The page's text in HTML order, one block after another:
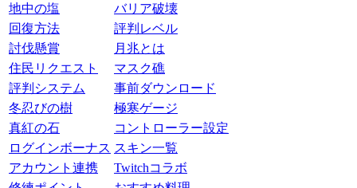
地中の塩
バリア破壊
回復方法
評判レベル
討伐懸賞
月兆とは
住民リクエスト
マスク礁
評判システム
事前ダウンロード
冬忍びの樹
極寒ゲージ
真紅の石
コントローラー設定
ログインボーナス スキン一覧
アカウント連携
Twitchコラボ